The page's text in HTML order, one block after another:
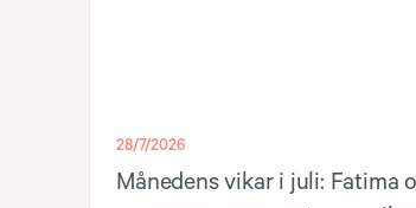
28/7/2026
Månedens vikar i juli: Fatima